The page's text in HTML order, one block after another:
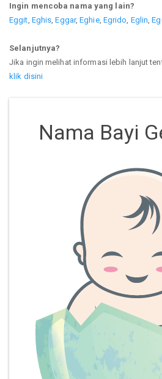
Ingin mencoba nama yang lain?
Eggit Eghis ,Eggar,Eghie, Egrido Eglin ,
Selanjutnya?
Jika ingin melihat informasi lebih lanjut
klik disini
Nama Bayi